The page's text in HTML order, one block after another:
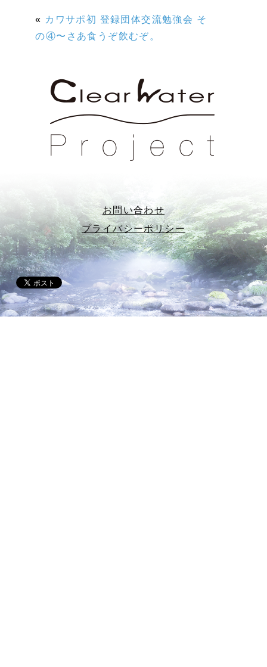
« カワサポ初 登録団体交流勉強会 そ
の④〜さあ食うぞ飲むぞ。
お問い合わせ
プライバシーポリシー